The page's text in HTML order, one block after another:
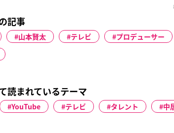
で賭博をした疑いで警視庁から任意の事情聴取を
ンプリ王者
記事
山本賢太 テレビ プロデューサー
読まれているテーマ
YouTube テレビ タレント 中